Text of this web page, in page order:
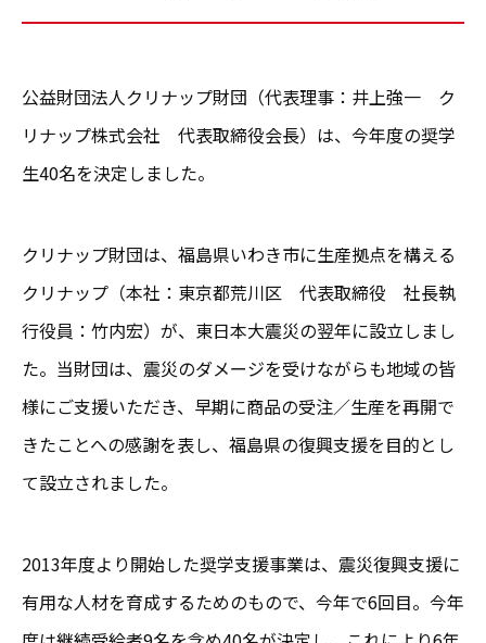
公益財団法人クリナップ財団（代表理事：井上強一 ク
リナップ株式会社 代表取締役会長）は、今年度の奨学
生40名を決定しました。
クリナップ財団は、福島県いわき市に生産拠点を構える
クリナップ（本社：東京都荒川区 代表取締役 社長執
行役員：竹内宏）が、東日本大震災の翌年に設立しまし
た。当財団は、震災のダメージを受けながらも地域の皆
様にご支援いただき、早期に商品の受注／生産を再開で
きたことへの感謝を表し、福島県の復興支援を目的とし
て設立されました。
2013年度より開始した奨学支援事業は、震災復興支援に
有用な人材を育成するためのもので、今年で6回目。今年